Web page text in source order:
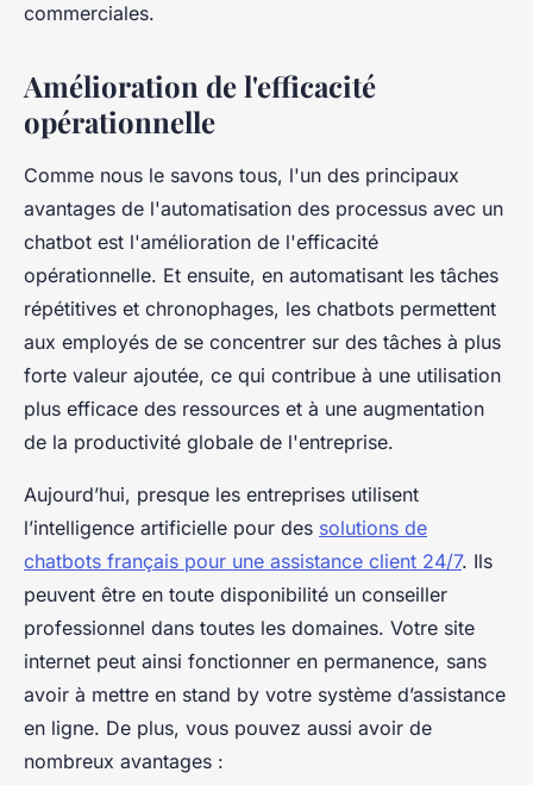
commerciales.
Amélioration de l'efficacité
opérationnelle
Comme nous le savons tous, l'un des principaux
avantages de l'automatisation des processus avec un
chatbot est l'amélioration de l'efficacité
opérationnelle. Et ensuite, en automatisant les tâches
répétitives et chronophages, les chatbots permettent
aux employés de se concentrer sur des tâches à plus
forte valeur ajoutée, ce qui contribue à une utilisation
plus efficace des ressources et à une augmentation
de la productivité globale de l'entreprise.
Aujourd’hui, presque les entreprises utilisent
l’intelligence artificielle pour des solutions de
chatbots français pour une assistance client 24/7. Ils
peuvent être en toute disponibilité un conseiller
professionnel dans toutes les domaines. Votre site
internet peut ainsi fonctionner en permanence, sans
avoir à mettre en stand by votre système d’assistance
en ligne. De plus, vous pouvez aussi avoir de
nombreux avantages :